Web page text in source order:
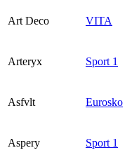
Art Deco VITA
Arteryx Sport 1
Asfvlt Eurosko
Aspery Sport 1